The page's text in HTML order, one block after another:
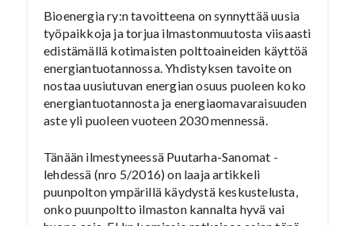
Bioenergia ry:n tavoitteena on synnyttää uusia
työpaikkoja ja torjua ilmastonmuutosta viisaasti
edistämällä kotimaisten polttoaineiden käyttöä
energiantuotannossa. Yhdistyksen tavoite on
nostaa uusiutuvan energian osuus puoleen koko
energiantuotannosta ja energiaomavaraisuuden
aste yli puoleen vuoteen 2030 mennessä.
Tänään ilmestyneessä Puutarha-Sanomat -
lehdessä (nro 5/2016) on laaja artikkeli
puunpolton ympärillä käydystä keskustelusta,
onko puunpoltto ilmaston kannalta hyvä vai